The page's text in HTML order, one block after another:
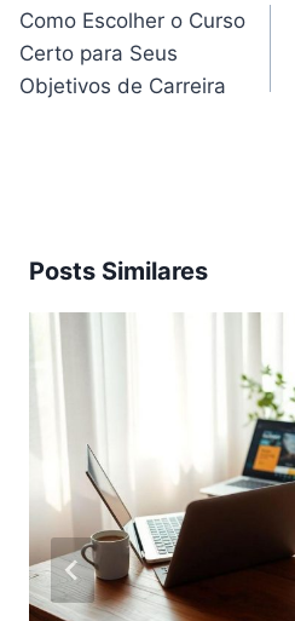
Post
Como Escolher o Curso
Certo para Seus
Objetivos de Carreira
Posts Similares